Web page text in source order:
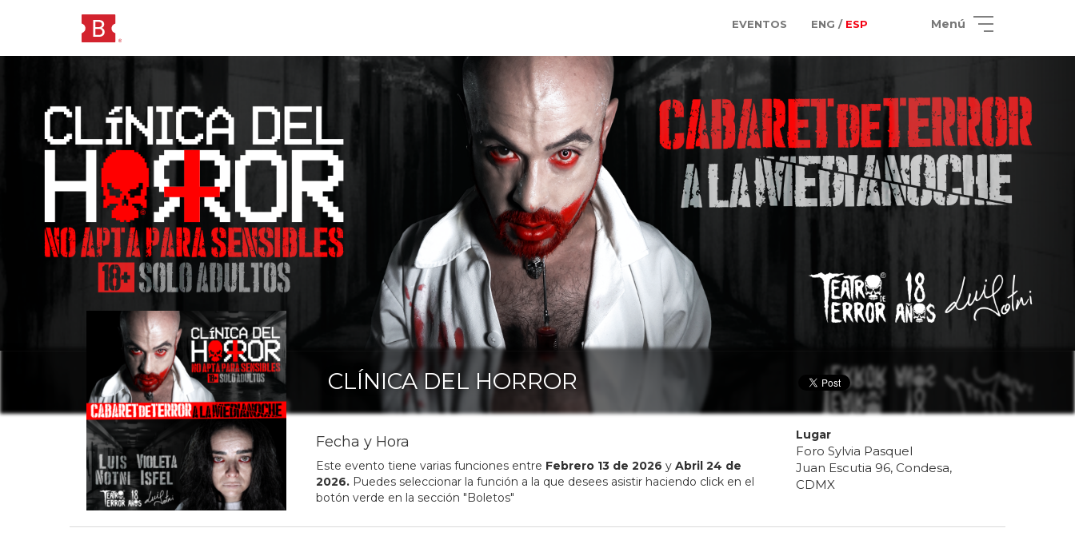
EVENTOS ENG / ESP Menú
CLÍNICA DEL HORROR
Fecha y Hora
Este evento tiene varias funciones entre Febrero 13de 2026 y Abril 24 de
2026.Puedes seleccionar la función a la que desees asistir haciendo click en el
botón verde en la sección "Boletos"
Lugar
Foro Sylvia Pasquel
Juan Escutia 96, Condesa,
CDMX